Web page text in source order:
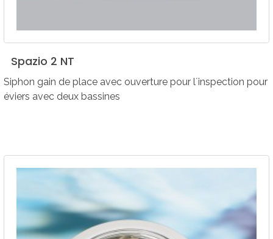
Spazio 2 NT
Siphon gain de place avec ouverture pour lʼinspection pour
éviers avec deux bassines